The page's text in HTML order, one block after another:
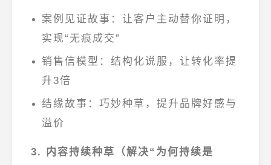
案例见证故事 ：让客户主动替你证明，
实现“无痕成交”
销售信模型 ：结构化说服，让转化率提
升3倍
结缘故事 ：巧妙种草，提升品牌好感与
溢价
3. 内容持续种草（解决“为何持续是